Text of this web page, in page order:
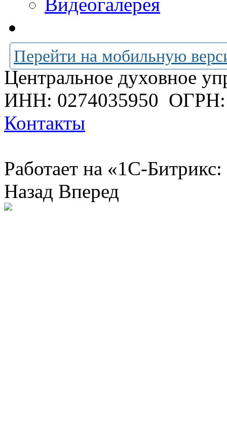
Перейти на мобильную
Центральное духовное
ИНН: 0274035950 ОГРН:
Контакты
Работает на «1С-
Назад Вперед